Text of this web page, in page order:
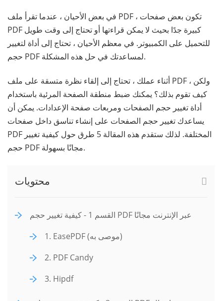
في بعض الأحيان ، عندما تقرأ ملف PDF ، تكون بعض صفحات
PDF كبيرة جدًا بحيث لا يمكن قراءتها أو تحتاج إلى وقت طويل
للتحميل على الكمبيوتر. في معظم الأحيان ، تحتاج إلى أداة لتغيير
حجم PDF لمساعدتك في حل هذه المشكلة.
أثناء عملك ، تحتاج إلى إلقاء نظرة متسقة على ملف PDF ، ولكن
كيف تقوم بذلك؟ يمكنك ضبط منطقة الصفحة المرئية باستخدام
أداة تغيير حجم الصفحات ومربعات صفحة الإعدادات. يمكن أن
يساعدك تغيير حجم الصفحات على إنشاء تناسق داخل صفحات
PDF المختلفة. لذلك ستقدم هذه المقالة 5 طرق حول كيفية تغيير
حجم PDF مجانًا بسهولة.
محتويات
القسم 1 - كيفية تغيير حجم PDF عبر الإنترنت مجانًا
1. EasePDF (موصى به)
2. PDF Candy
3. Hipdf